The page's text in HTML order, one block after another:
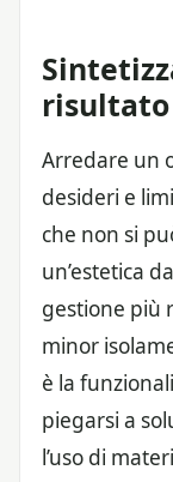
Arredare un
desideri e
che non si
un’estetica
gestione più
minor
è la
piegarsi a
l’uso di